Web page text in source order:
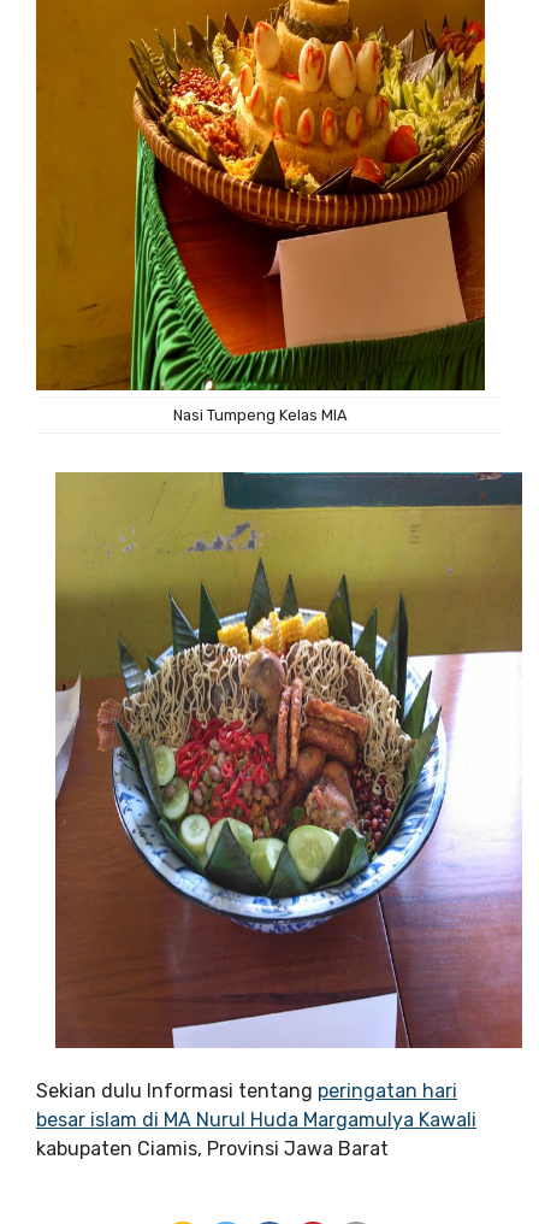
Nasi Tumpeng Kelas MIA
Sekian dulu Informasi tentang peringatan hari
besar islam di MA Nurul Huda Margamulya Kawali
kabupaten Ciamis, Provinsi Jawa Barat